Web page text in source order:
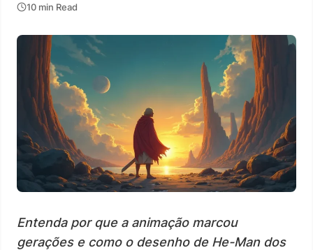
10 min Read
Entenda por que a animação marcou
gerações e como o desenho de He-Man dos